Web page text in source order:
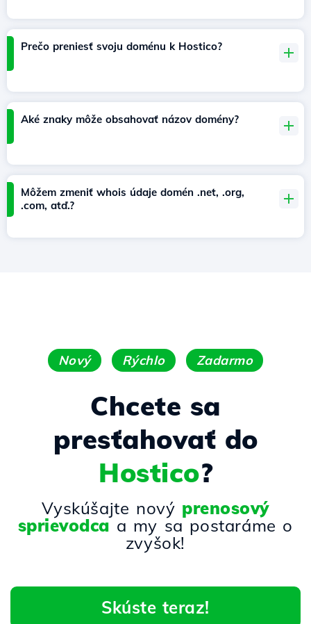
Prečo preniesť svoju doménu k Hostico?
Aké znaky môže obsahovať názov domény?
Môžem zmeniť whois údaje domén .net, .org,
.com, atď.?
Nový Rýchlo Zadarmo
Chcete sa
presťahovať do
Hostico?
Vyskúšajte nový prenosový
sprievodca a my sa postaráme o
zvyšok!
Skúste teraz!